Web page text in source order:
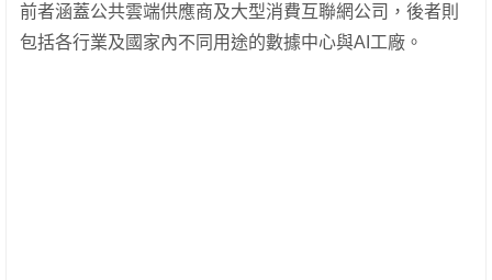
前者涵蓋公共雲端供應商及大型消費互聯網公司，後者則
包括各行業及國家內不同用途的數據中心與AI工廠。